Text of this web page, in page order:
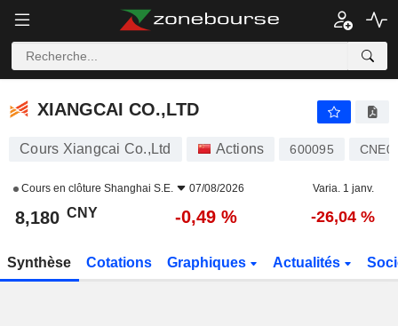
XIANGCAI CO.,LTD
XIANGCAI CO.,LTD
Cours Xiangcai Co.,Ltd Actions 600095
Cours en clôture Shanghai S.E. 07/08/2026 Varia. 1 janv.
8,180 CNY -0,49 % -26,04 %
Synthèse Cotations Graphiques Actualités